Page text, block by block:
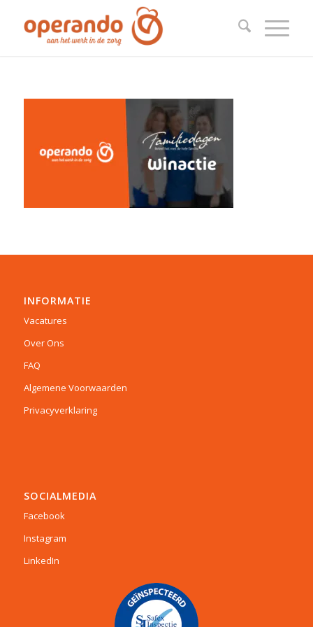
INFORMATIE
Vacatures
Over Ons
FAQ
Algemene Voorwaarden
Privacyverklaring
SOCIALMEDIA
Facebook
Instagram
LinkedIn